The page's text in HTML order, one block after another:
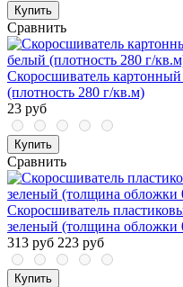
Купить
Сравнить
Скоросшиватель
(плотность 280 г/кв.м)
23 руб
Купить
Сравнить
Скоросшиватель
зеленый (толщина обложки
313 руб 223 руб
Купить